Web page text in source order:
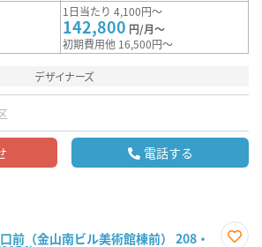
1日当たり 4,100円～
142,800 円/月～
初期費用他 16,500円～
デザイナーズ
電話する
前（金山南ビル美術館棟前） 208・